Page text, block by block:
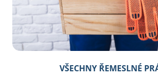
VŠECHNY ŘEMESLNÉ